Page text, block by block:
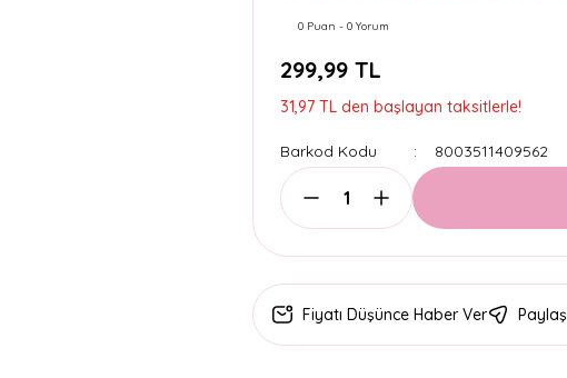
0 Puan - 0 Yorum
299,99 TL
31,97 TL den başlayan taksitlerle!
Barkod Kodu 8003511409562
Fiyatı Düşünce Haber Ver Paylaş